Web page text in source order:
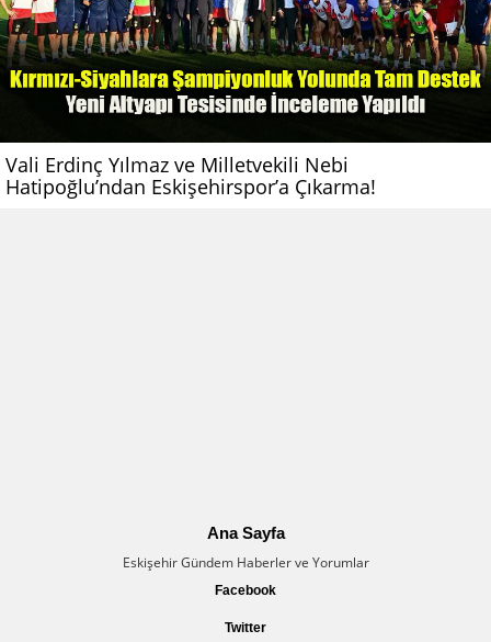
Vali Erdinç Yılmaz ve Milletvekili Nebi
Hatipoğlu’ndan Eskişehirspor’a Çıkarma!
Ana Sayfa
Eskişehir Gündem Haberler ve Yorumlar
Facebook
Twitter